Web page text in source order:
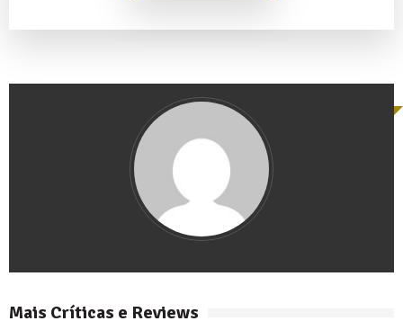
Mais Críticas e Reviews